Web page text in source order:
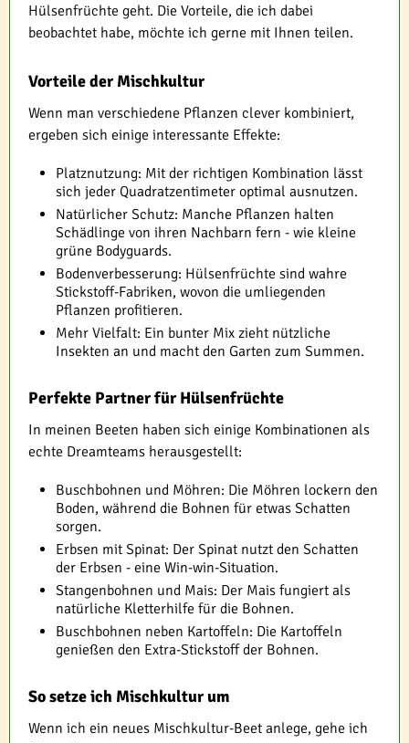
Hülsenfrüchte geht. Die Vorteile, die ich dabei
beobachtet habe, möchte ich gerne mit Ihnen teilen.
Vorteile der Mischkultur
Wenn man verschiedene Pflanzen clever kombiniert,
ergeben sich einige interessante Effekte:
Platznutzung: Mit der richtigen Kombination lässt
sich jeder Quadratzentimeter optimal ausnutzen.
Natürlicher Schutz: Manche Pflanzen halten
Schädlinge von ihren Nachbarn fern - wie kleine
grüne Bodyguards.
Bodenverbesserung: Hülsenfrüchte sind wahre
Stickstoff-Fabriken, wovon die umliegenden
Pflanzen profitieren.
Mehr Vielfalt: Ein bunter Mix zieht nützliche
Insekten an und macht den Garten zum Summen.
Perfekte Partner für Hülsenfrüchte
In meinen Beeten haben sich einige Kombinationen als
echte Dreamteams herausgestellt:
Buschbohnen und Möhren: Die Möhren lockern den
Boden, während die Bohnen für etwas Schatten
sorgen.
Erbsen mit Spinat: Der Spinat nutzt den Schatten
der Erbsen - eine Win-win-Situation.
Stangenbohnen und Mais: Der Mais fungiert als
natürliche Kletterhilfe für die Bohnen.
Buschbohnen neben Kartoffeln: Die Kartoffeln
genießen den Extra-Stickstoff der Bohnen.
So setze ich Mischkultur um
Wenn ich ein neues Mischkultur-Beet anlege, gehe ich